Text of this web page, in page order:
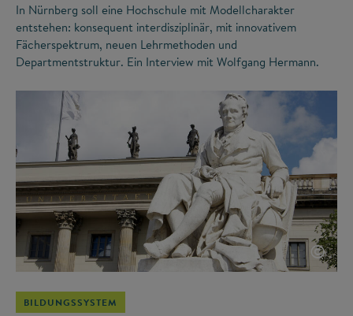
In Nürnberg soll eine Hochschule mit Modellcharakter
entstehen: konsequent interdisziplinär, mit innovativem
Fächerspektrum, neuen Lehrmethoden und
Departmentstruktur. Ein Interview mit Wolfgang Hermann.
©
BILDUNGSSYSTEM